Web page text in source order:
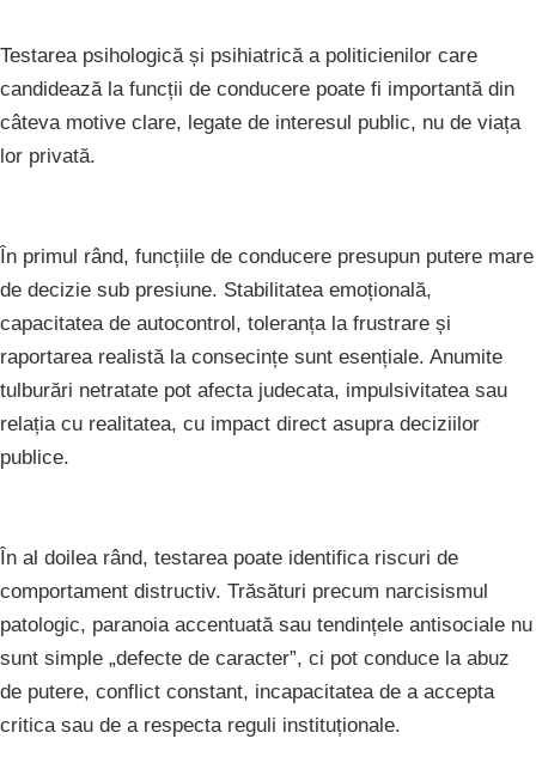
Testarea psihologică și psihiatrică a politicienilor care
candidează la funcții de conducere poate fi importantă din
câteva motive clare, legate de interesul public, nu de viața
lor privată.
În primul rând, funcțiile de conducere presupun putere mare
de decizie sub presiune. Stabilitatea emoțională,
capacitatea de autocontrol, toleranța la frustrare și
raportarea realistă la consecințe sunt esențiale. Anumite
tulburări netratate pot afecta judecata, impulsivitatea sau
relația cu realitatea, cu impact direct asupra deciziilor
publice.
În al doilea rând, testarea poate identifica riscuri de
comportament distructiv. Trăsături precum narcisismul
patologic, paranoia accentuată sau tendințele antisociale nu
sunt simple „defecte de caracter”, ci pot conduce la abuz
de putere, conflict constant, incapacitatea de a accepta
critica sau de a respecta reguli instituționale.